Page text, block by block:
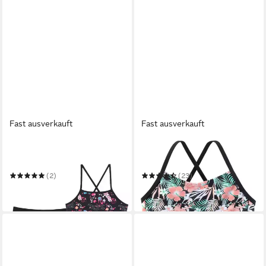
Fast ausverkauft
(2)
in 1-2 Werktagen bei dir
Fast ausverkauft
CHIEMSEE
Bustier-Bikini
(23)
29,99 €
in 1-2 Werktagen bei dir